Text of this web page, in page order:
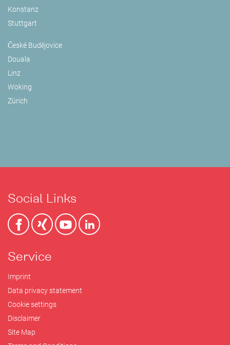
Konstanz
Stuttgart
České Budějovice
Douala
Linz
Woking
Zürich
Social Links
Service
Imprint
Data privacy statement
Cookie settings
Disclaimer
Site Map